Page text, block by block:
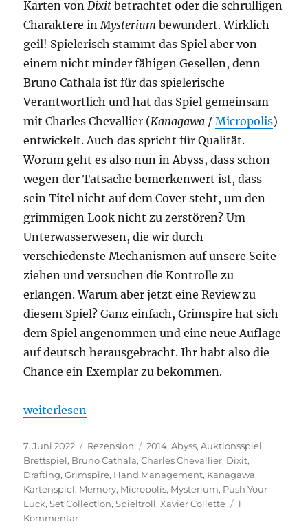
Karten von Dixit betrachtet oder die schrulligen
Charaktere in Mysterium bewundert. Wirklich
geil! Spielerisch stammt das Spiel aber von
einem nicht minder fähigen Gesellen, denn
Bruno Cathala ist für das spielerische
Verantwortlich und hat das Spiel gemeinsam
mit Charles Chevallier (Kanagawa /Micropolis)
entwickelt. Auch das spricht für Qualität.
Worum geht es also nun in Abyss, dass schon
wegen der Tatsache bemerkenwert ist, dass
sein Titel nicht auf dem Cover steht, um den
grimmigen Look nicht zu zerstören? Um
Unterwasserwesen, die wir durch
verschiedenste Mechanismen auf unsere Seite
ziehen und versuchen die Kontrolle zu
erlangen. Warum aber jetzt eine Review zu
diesem Spiel? Ganz einfach, Grimspire hat sich
dem Spiel angenommen und eine neue Auflage
auf deutsch herausgebracht. Ihr habt also die
Chance ein Exemplar zu bekommen.
„Abyss“
weiterlesen
Veröffentlicht
am
7. Juni 2022 Kategorien
Rezension Schlagwörter
2014,Abyss,Auktionsspiel,
Brettspiel, Bruno Cathala,Charles Chevallier, Dixit,
Drafting,Grimspire, Hand Management, Kanagawa,
Kartenspiel, Memory, Micropolis, Mysterium, Push Your
Luck,Set Collection,Spieltroll,Xavier Collette
1
Kommentarzu